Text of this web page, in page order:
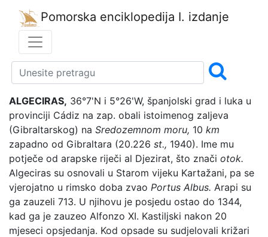
Pomorska enciklopedija I. izdanje
ALGECIRAS, 36°7'N i 5°26'W, španjolski grad i luka u
provinciji Cádiz na zap. obali istoimenog zaljeva
(Gibraltarskog) na Sredozemnom moru, 10 km
zapadno od Gibraltara (20.226 st., 1940). Ime mu
potječe od arapske riječi al Djezirat, što znači otok.
Algeciras su osnovali u Starom vijeku Kartažani, pa se
vjerojatno u rimsko doba zvao Portus Albus. Arapi su
ga zauzeli 713. U njihovu je posjedu ostao do 1344,
kad ga je zauzeo Alfonzo XI. Kastiljski nakon 20
mjeseci opsjedanja. Kod opsade su sudjelovali križari